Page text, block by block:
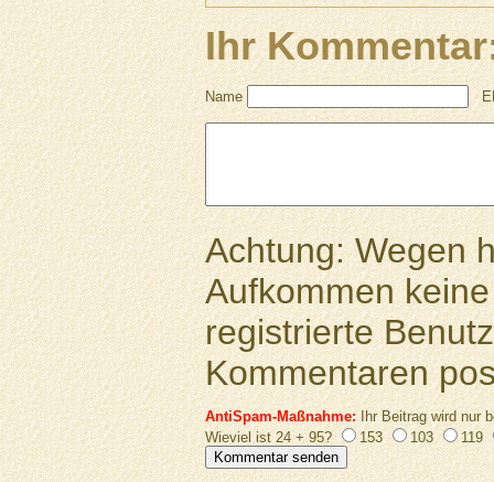
Ihr
Name
Achtung: Wegen
Aufkommen
registrierte
Kommentaren
AntiSpam-Maßnahme:Ihr Beitrag wird nur
Wieviel ist 24 + 95?
153 103 119